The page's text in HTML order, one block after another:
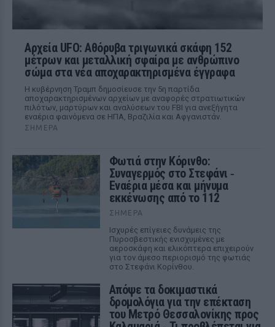
Αρχεία UFO: Αθόρυβα τριγωνικά σκάφη 152
μέτρων και μεταλλική σφαίρα με ανθρώπινο
σώμα στα νέα αποχαρακτηρισμένα έγγραφα
Η κυβέρνηση Τραμπ δημοσίευσε την 5η παρτίδα
αποχαρακτηρισμένων αρχείων με αναφορές στρατιωτικών
πιλότων, μαρτύρων και αναλύσεων του FBI για ανεξήγητα
εναέρια φαινόμενα σε ΗΠΑ, Βραζιλία και Αφγανιστάν.
ΣΉΜΕΡΑ
Φωτιά στην Κόρινθο:
Συναγερμός στο Στεφάνι ‑
Εναέρια μέσα και μήνυμα
εκκένωσης από το 112
ΣΉΜΕΡΑ
Ισχυρές επίγειες δυνάμεις της
Πυροσβεστικής ενισχυμένες με
αεροσκάφη και ελικόπτερα επιχειρούν
για τον άμεσο περιορισμό της φωτιάς
στο Στεφάνι Κορίνθου.
Απόψε τα δοκιμαστικά
δρομολόγια για την επέκταση
του Μετρό Θεσσαλονίκης προς